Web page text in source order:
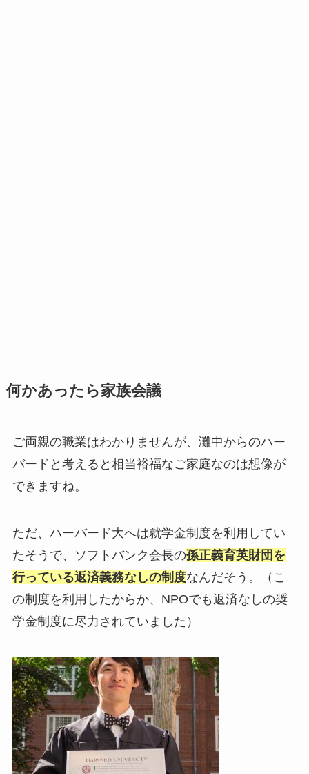
何かあったら家族会議
ご両親の職業はわかりませんが、灘中からのハー
バードと考えると相当裕福なご家庭なのは想像が
できますね。
ただ、ハーバード大へは就学金制度を利用してい
たそうで、ソフトバンク会長の孫正義育英財団を
行っている返済義務なしの制度なんだそう。（こ
の制度を利用したからか、NPOでも返済なしの奨
学金制度に尽力されていました）